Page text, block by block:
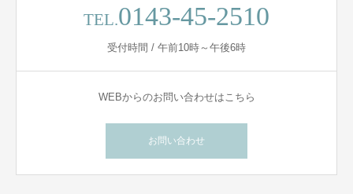
TEL.0143-45-2510
受付時間 / 午前10時～午後6時
WEBからのお問い合わせはこちら
お問い合わせ